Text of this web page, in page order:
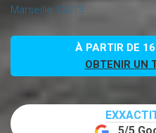
Marseille 13013
À PARTIR DE
OBTENIR UN